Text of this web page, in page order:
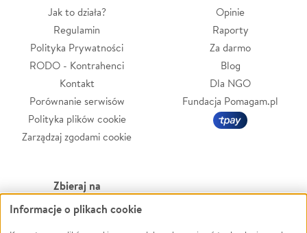
Jak to działa?
Regulamin
Polityka Prywatności
RODO - Kontrahenci
Kontakt
Porównanie serwisów
Polityka plików cookie
Zarządzaj zgodami cookie
Opinie
Raporty
Za darmo
Blog
Dla NGO
Fundacja Pomagam.pl
Zbieraj na
Leczenie
Informacje o plikach cookie